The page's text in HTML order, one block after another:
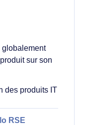
globalement
sur son
des produits IT
RSE